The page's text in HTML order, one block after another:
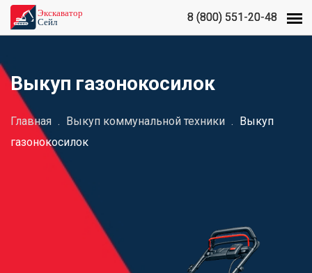
8 (800) 551-20-48
8 (800) 551-20-48
Выкуп газонокосилок
Главная . Выкуп коммунальной техники . Выкуп
газонокосилок